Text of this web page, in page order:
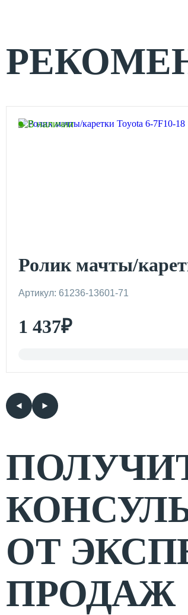
В наличии
Ролик мачты/
Артикул: 61236-13601-71
1 437₽
ОТ
ПРОДАЖ